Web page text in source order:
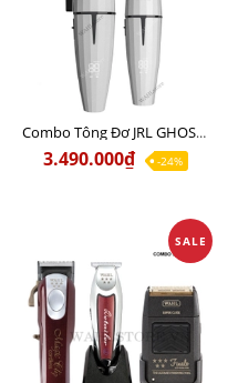
Combo Tông Đơ JRL GHOST 1 Limited Edition Chính Hãng USA
3.490.000₫ -24%
SALE